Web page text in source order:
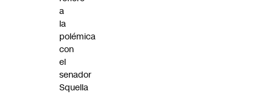
a
la
polémica
con
el
senador
Squella